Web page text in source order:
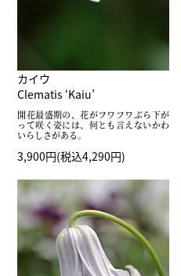
カイウ
Clematis ‘Kaiu’
開花最盛期の、花がフワフワぶら下が
って咲く姿には、何とも言えないかわ
いらしさがある。
3,900円(税込4,290円)